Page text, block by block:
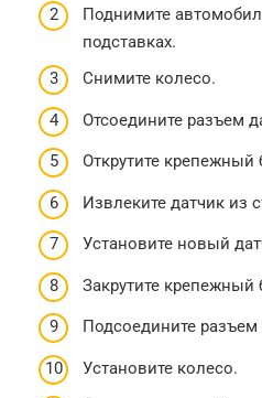
Поднимите
подставках.
Снимите колесо.
Отсоедините разъем
Открутите крепежный
Извлеките датчик из
Установите новый
Закрутите крепежный
Подсоедините разъем
Установите колесо.